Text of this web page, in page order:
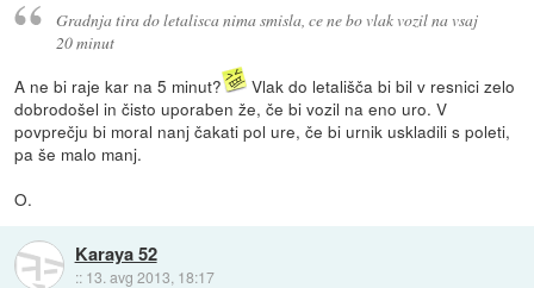
Gradnja tira do letalisca nima smisla, ce ne bo vlak vozil na vsaj
20 minut
A ne bi raje kar na 5 minut?
Vlak do letališča bi bil v resnici zelo
dobrodošel in čisto uporaben že, če bi vozil na eno uro. V
povprečju bi moral nanj čakati pol ure, če bi urnik uskladili s poleti,
pa še malo manj.
O.
Karaya 52
:: 13. avg 2013, 18:17